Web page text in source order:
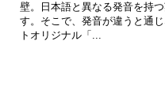
壁。日本語と異なる発音を持
す。そこで、発音が違うと通
トオリジナル「...